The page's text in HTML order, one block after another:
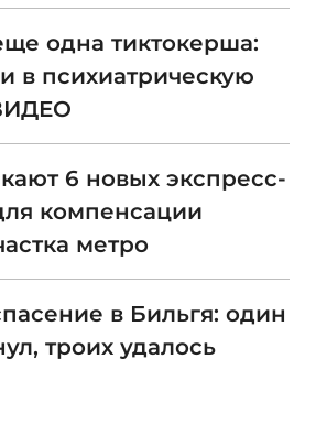
одна тиктокерша:
в психиатрическую
6 новых экспресс-
компенсации
метро
в Бильгя: один
троих удалось